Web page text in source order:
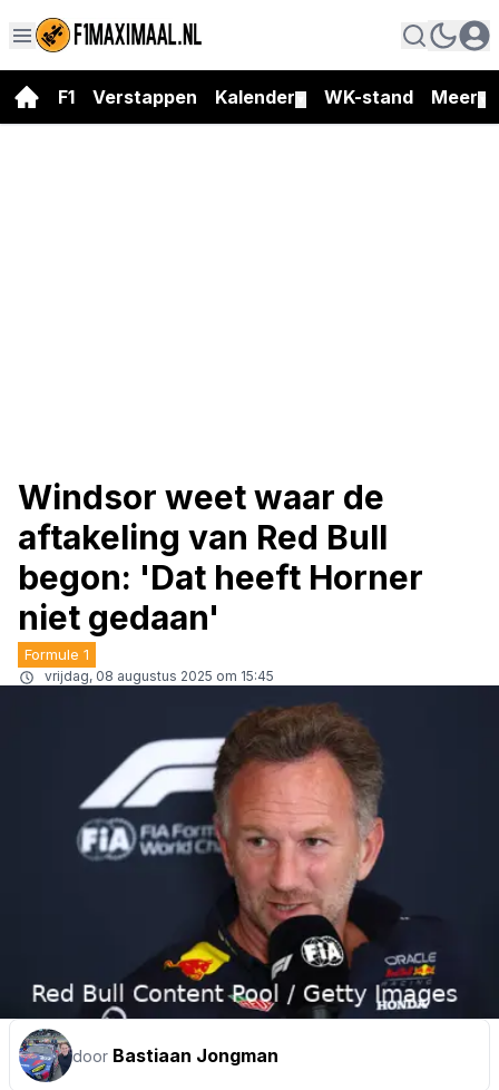
F1 Verstappen Kalender WK-stand Meer
Windsor weet waar de
aftakeling van Red Bull
begon: 'Dat heeft Horner
niet gedaan'
Formule 1
vrijdag, 08 augustus 2025 om 15:45
door Bastiaan Jongman